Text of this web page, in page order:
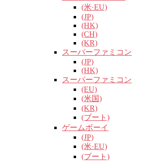
(米·EU)
(JP)
(HK)
(CH)
(KR)
スーパーファミコン
(JP)
(HK)
スーパーファミコン
(EU)
(米国)
(KR)
(ブート)
ゲームボーイ
(JP)
(米·EU)
(ブート)